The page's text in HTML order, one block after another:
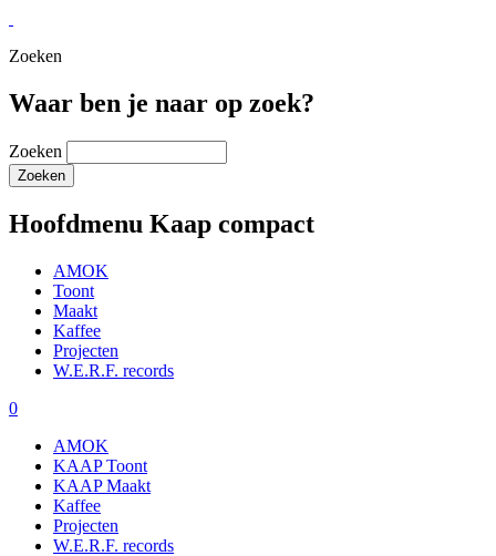
Zoeken
Waar ben je naar op zoek?
Zoeken
Hoofdmenu Kaap compact
AMOK
Toont
Maakt
Kaffee
Projecten
W.E.R.F. records
0
AMOK
KAAP Toont
KAAP Maakt
Kaffee
Projecten
W.E.R.F. records